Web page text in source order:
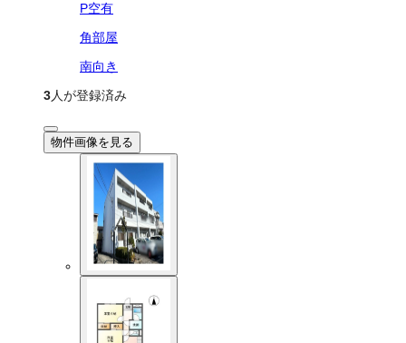
P空有
角部屋
南向き
3人が登録済み
物件画像を見る